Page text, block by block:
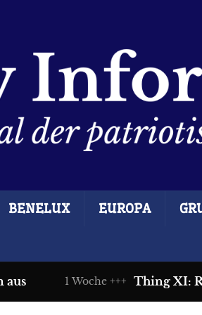
BENELUX EUROPA
1 Woche +++ Thing XI: